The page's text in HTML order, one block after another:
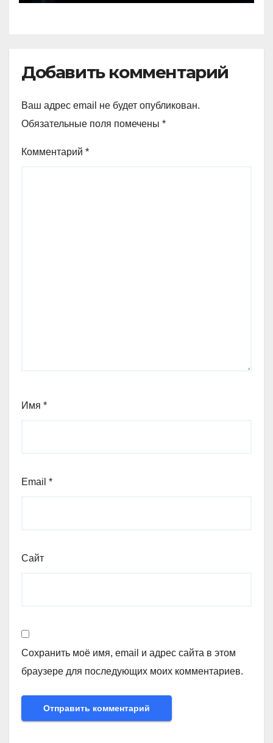
Добавить комментарий
Ваш адрес email не будет опубликован.
Обязательные поля помечены *
Комментарий *
Имя *
Email *
Сайт
Сохранить моё имя, email и адрес сайта в этом
браузере для последующих моих комментариев.